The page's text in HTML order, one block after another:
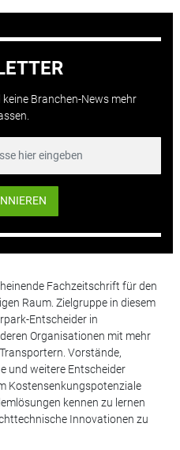
Branchen-News mehr
Fachzeitschrift für den
Raum. Zielgruppe in diesem
Entscheider in
Organisationen mit mehr
Vorstände,
und weitere Entscheider
Kostensenkungspotenziale
kennen zu lernen
Innovationen zu